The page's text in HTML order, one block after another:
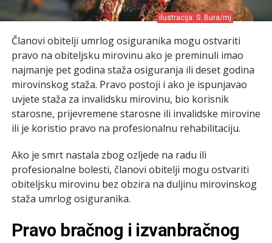
ilustracija: S. Bura/mj
Članovi obitelji umrlog osiguranika mogu ostvariti
pravo na obiteljsku mirovinu ako je preminuli imao
najmanje pet godina staža osiguranja ili deset godina
mirovinskog staža. Pravo postoji i ako je ispunjavao
uvjete staža za invalidsku mirovinu, bio korisnik
starosne, prijevremene starosne ili invalidske mirovine
ili je koristio pravo na profesionalnu rehabilitaciju.
Ako je smrt nastala zbog ozljede na radu ili
profesionalne bolesti, članovi obitelji mogu ostvariti
obiteljsku mirovinu bez obzira na duljinu mirovinskog
staža umrlog osiguranika.
Pravo bračnog i izvanbračnog